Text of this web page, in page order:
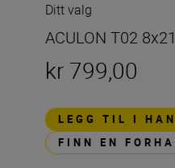
Ditt valg
ACULON T02
kr 799,00
LEGG TIL I
FINN EN